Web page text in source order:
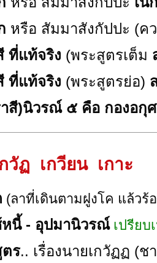
หรือ สัมมาสังกัปปะ (ค
ที่แท้จริง (พระสูตรเต็ม
ที่แท้จริง (พระสูตรย่อ)
สี)นิวรณ์ ๕ คือ กองอกุ
วัฏ เกวียน เกาะ
(ลาที่เดินตามฝูงโค แล้วร้
นี้ - อุปมานิวรณ์เปรียบ
ตร.. เรื่องนายเกวัฏฏ (